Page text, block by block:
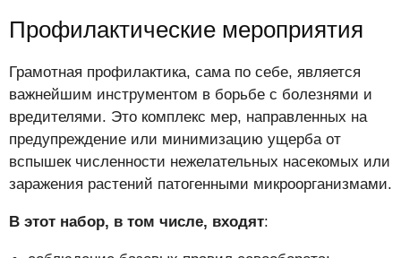
Профилактические мероприятия
Грамотная профилактика, сама по себе, является
важнейшим инструментом в борьбе с болезнями и
вредителями. Это комплекс мер, направленных на
предупреждение или минимизацию ущерба от
вспышек численности нежелательных насекомых или
заражения растений патогенными микроорганизмами.
В этот набор, в том числе, входят: